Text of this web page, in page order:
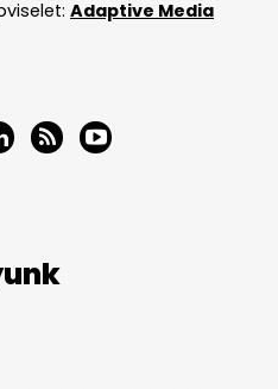
Adaptive Media